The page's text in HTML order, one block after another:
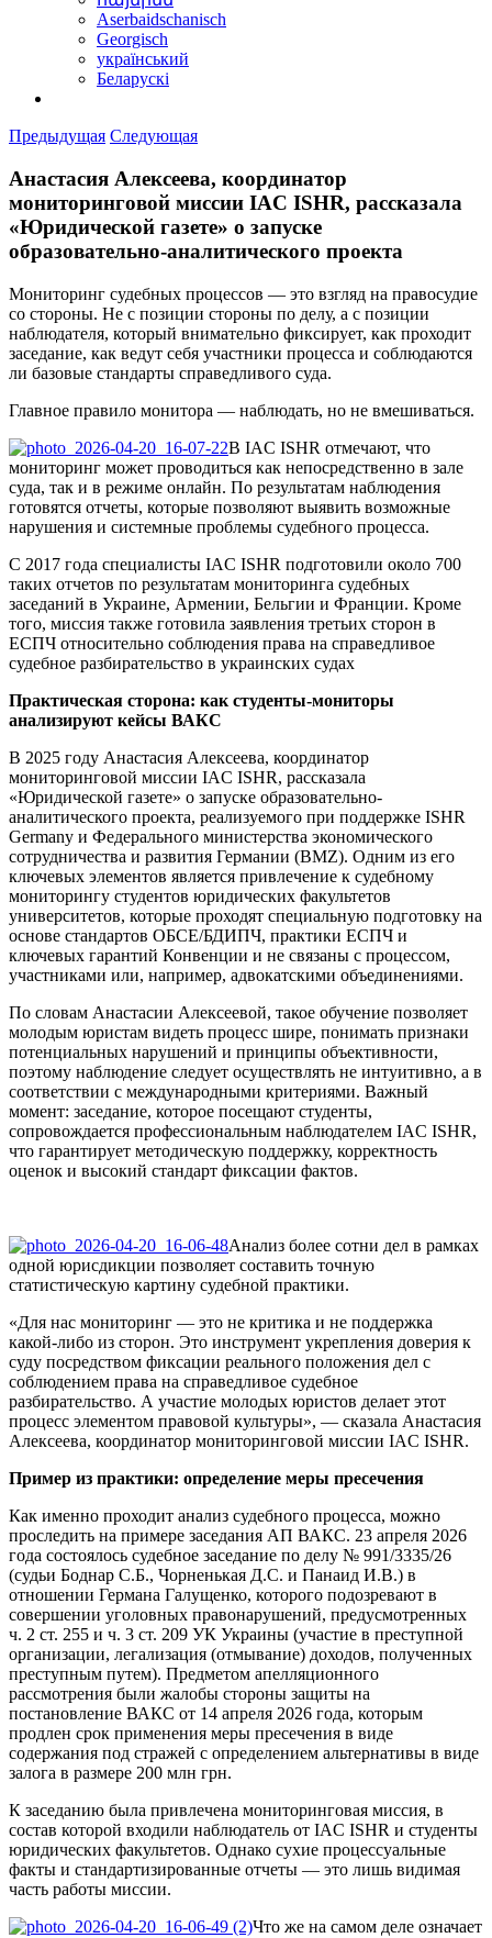
Aserbaidschanisch
Georgisch
український
Беларускі
Предыдущая Следующая
Анастасия Алексеева, координатор
мониторинговой миссии IAC ISHR, рассказала
«Юридической газете» о запуске
образовательно-аналитического проекта
Мониторинг судебных процессов — это взгляд на правосудие
со стороны. Не с позиции стороны по делу, а с позиции
наблюдателя, который внимательно фиксирует, как проходит
заседание, как ведут себя участники процесса и соблюдаются
ли базовые стандарты справедливого суда.
Главное правило монитора — наблюдать, но не вмешиваться.
В IAC ISHR отмечают, что
мониторинг может проводиться как непосредственно в зале
суда, так и в режиме онлайн. По результатам наблюдения
готовятся отчеты, которые позволяют выявить возможные
нарушения и системные проблемы судебного процесса.
С 2017 года специалисты IAC ISHR подготовили около 700
таких отчетов по результатам мониторинга судебных
заседаний в Украине, Армении, Бельгии и Франции. Кроме
того, миссия также готовила заявления третьих сторон в
ЕСПЧ относительно соблюдения права на справедливое
судебное разбирательство в украинских судах
Практическая сторона: как студенты-мониторы
анализируют кейсы ВАКС
В 2025 году Анастасия Алексеева, координатор
мониторинговой миссии IAC ISHR, рассказала
«Юридической газете» о запуске образовательно-
аналитического проекта, реализуемого при поддержке ISHR
Germany и Федерального министерства экономического
сотрудничества и развития Германии (BMZ). Одним из его
ключевых элементов является привлечение к судебному
мониторингу студентов юридических факультетов
университетов, которые проходят специальную подготовку на
основе стандартов ОБСЕ/БДИПЧ, практики ЕСПЧ и
ключевых гарантий Конвенции и не связаны с процессом,
участниками или, например, адвокатскими объединениями.
По словам Анастасии Алексеевой, такое обучение позволяет
молодым юристам видеть процесс шире, понимать признаки
потенциальных нарушений и принципы объективности,
поэтому наблюдение следует осуществлять не интуитивно, а в
соответствии с международными критериями. Важный
момент: заседание, которое посещают студенты,
сопровождается профессиональным наблюдателем IAC ISHR,
что гарантирует методическую поддержку, корректность
оценок и высокий стандарт фиксации фактов.
Анализ более сотни дел в рамках
одной юрисдикции позволяет составить точную
статистическую картину судебной практики.
«Для нас мониторинг — это не критика и не поддержка
какой-либо из сторон. Это инструмент укрепления доверия к
суду посредством фиксации реального положения дел с
соблюдением права на справедливое судебное
разбирательство. А участие молодых юристов делает этот
процесс элементом правовой культуры», — сказала Анастасия
Алексеева, координатор мониторинговой миссии IAC ISHR.
Пример из практики: определение меры пресечения
Как именно проходит анализ судебного процесса, можно
проследить на примере заседания АП ВАКС. 23 апреля 2026
года состоялось судебное заседание по делу № 991/3335/26
(судьи Боднар С.Б., Чорненькая Д.С. и Панаид И.В.) в
отношении Германа Галущенко, которого подозревают в
совершении уголовных правонарушений, предусмотренных
ч. 2 ст. 255 и ч. 3 ст. 209 УК Украины (участие в преступной
организации, легализация (отмывание) доходов, полученных
преступным путем). Предметом апелляционного
рассмотрения были жалобы стороны защиты на
постановление ВАКС от 14 апреля 2026 года, которым
продлен срок применения меры пресечения в виде
содержания под стражей с определением альтернативы в виде
залога в размере 200 млн грн.
К заседанию была привлечена мониторинговая миссия, в
состав которой входили наблюдатель от IAC ISHR и студенты
юридических факультетов. Однако сухие процессуальные
факты и стандартизированные отчеты — это лишь видимая
часть работы миссии.
Что же на самом деле означает